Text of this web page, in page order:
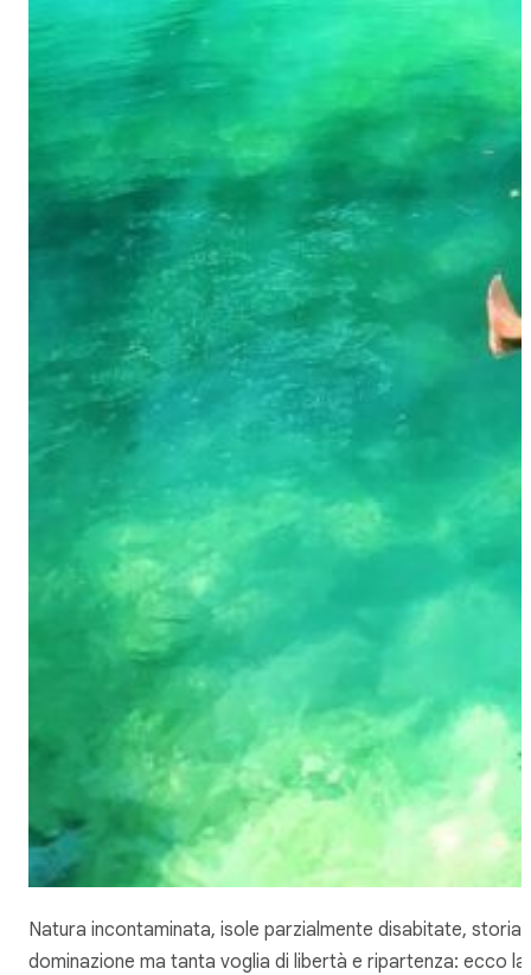
Natura incontaminata, isole parzialmente disabitate, storia
dominazione ma tanta voglia di libertà e ripartenza: ecco la